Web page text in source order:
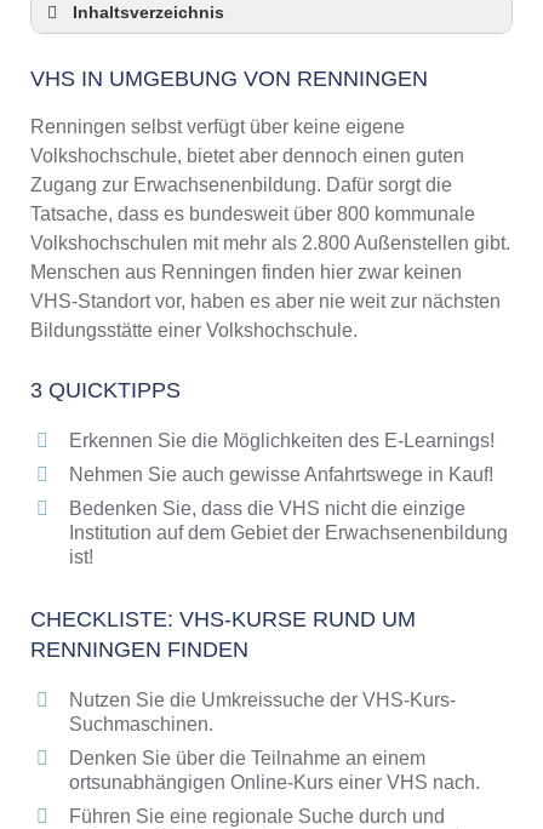
Inhaltsverzeichnis
3 Quicktipps
Checkliste: VHS-Kurse rund um Renningen
finden
Keine VHS in Renningen
Online-Kurse: Pro und Contra
Online-Kurse als alternative Angebote zu
VHS-Kursen
Die VHS als Inbegriff der Erwachsenenbildung
Das bundesweite Netzwerk der
Abendschulen rund um Renningen
Bildungsangebote der VHS
VHS IN UMGEBUNG VON RENNINGEN
Renningen selbst verfügt über keine eigene
Volkshochschule, bietet aber dennoch einen guten
Zugang zur Erwachsenenbildung. Dafür sorgt die
Tatsache, dass es bundesweit über 800 kommunale
Volkshochschulen mit mehr als 2.800 Außenstellen gibt.
Menschen aus Renningen finden hier zwar keinen
VHS-Standort vor, haben es aber nie weit zur nächsten
Bildungsstätte einer Volkshochschule.
3 QUICKTIPPS
Erkennen Sie die Möglichkeiten des E-Learnings!
Nehmen Sie auch gewisse Anfahrtswege in Kauf!
Bedenken Sie, dass die VHS nicht die einzige
Institution auf dem Gebiet der Erwachsenenbildung
ist!
CHECKLISTE: VHS-KURSE RUND UM
RENNINGEN FINDEN
Nutzen Sie die Umkreissuche der VHS-Kurs-
Suchmaschinen.
Denken Sie über die Teilnahme an einem
ortsunabhängigen Online-Kurs einer VHS nach.
Führen Sie eine regionale Suche durch und